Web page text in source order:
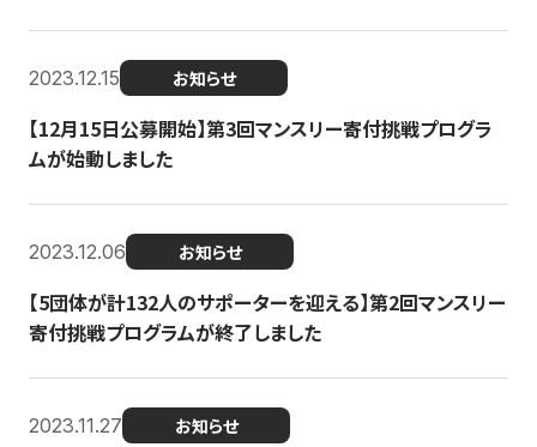
2023.12.15 お知らせ
【12月15日公募開始】第3回マンスリー寄付挑戦プログラ
ムが始動しました
2023.12.06 お知らせ
【5団体が計132人のサポーターを迎える】第2回マンスリー
寄付挑戦プログラムが終了しました
2023.11.27 お知らせ